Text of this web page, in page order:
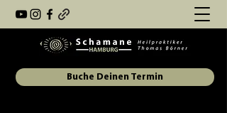
Buche Deinen Termin